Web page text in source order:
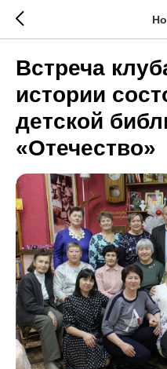
Встреча
истории
детской
«Отечество»